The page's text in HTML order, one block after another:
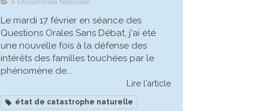
A l'Assemblée Nationale
Le mardi 17 février en séance des
Questions Orales Sans Débat, j'ai été
une nouvelle fois à la défense des
intérêts des familles touchées par le
phénomène de...
Lire l'article
état de catastrophe naturelle